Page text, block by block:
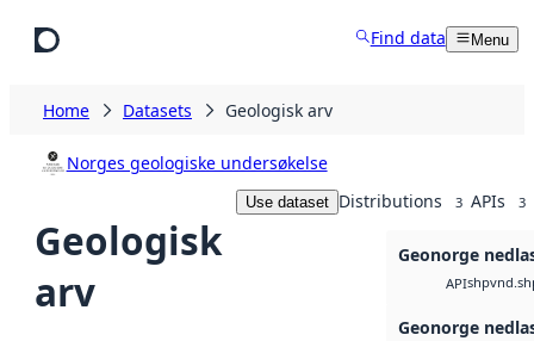
Find data Menu
Home Datasets Geologisk arv
Norges geologiske undersøkelse
Geologisk
arv
Use dataset Distributions 3 APIs 3
Geonorge
APIshp
Geonorge